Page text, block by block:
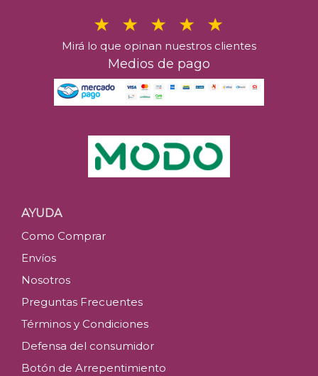
Mirá lo que opinan nuestros clientes
Medios de pago
AYUDA
Como Comprar
Envíos
Nosotros
Preguntas Frecuentes
Términos y Condiciones
Defensa del consumidor
Botón de Arrepentimiento